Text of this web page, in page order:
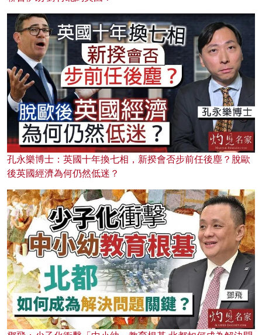
孔永樂博士：英國十年換七相，新揆會否步前任後塵？脫歐
後英國經濟為何仍然低迷？